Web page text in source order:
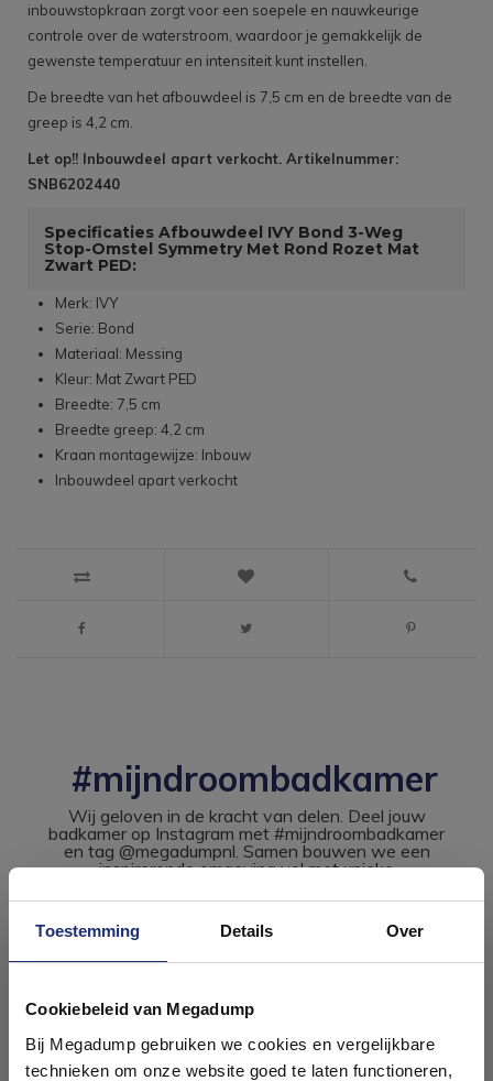
Toestemming Details Over
Cookiebeleid van Megadump
Bij Megadump gebruiken we cookies en vergelijkbare
technieken om onze website goed te laten functioneren,
inbouwstopkraan zorgt voor een soepele en nauwkeurige
controle over de waterstroom, waardoor je gemakkelijk de
gewenste temperatuur en intensiteit kunt instellen.
De breedte van het afbouwdeel is 7,5 cm en de breedte van de
greep is 4,2 cm.
Let op!! Inbouwdeel apart verkocht. Artikelnummer:
SNB6202440
Specificaties Afbouwdeel IVY Bond 3-Weg
Stop-Omstel Symmetry Met Rond Rozet Mat
Zwart PED:
Merk: IVY
Serie: Bond
Materiaal: Messing
Kleur: Mat Zwart PED
Breedte: 7,5 cm
Breedte greep: 4,2 cm
Kraan montagewijze: Inbouw
Inbouwdeel apart verkocht
#mijndroombadkamer
Wij geloven in de kracht van delen. Deel jouw
badkamer op Instagram met #mijndroombadkamer
en tag @megadumpnl. Samen bouwen we een
inspirerende omgeving vol met unieke
badkamers in onze 1000 m²
showroom